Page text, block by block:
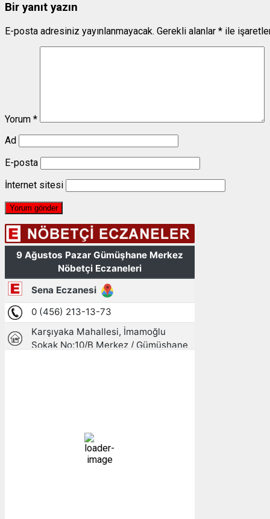
Bir yanıt yazın
E-posta adresiniz yayınlanmayacak. Gerekli alanlar * ile
Yorum *
Ad
E-posta
İnternet sitesi
47 %
1009 mb